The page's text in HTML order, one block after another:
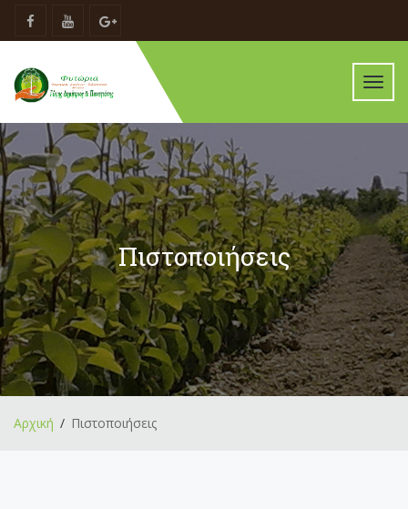
Πιστοποιήσεις
Αρχική Πιστοποιήσεις